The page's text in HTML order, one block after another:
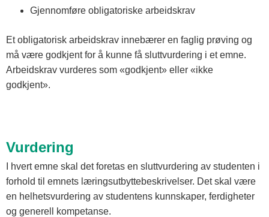
Gjennomføre obligatoriske arbeidskrav
Et obligatorisk arbeidskrav innebærer en faglig prøving og
må være godkjent for å kunne få sluttvurdering i et emne.
Arbeidskrav vurderes som «godkjent» eller «ikke
godkjent».
Vurdering
I hvert emne skal det foretas en sluttvurdering av studenten i
forhold til emnets læringsutbyttebeskrivelser. Det skal være
en helhetsvurdering av studentens kunnskaper, ferdigheter
og generell kompetanse.